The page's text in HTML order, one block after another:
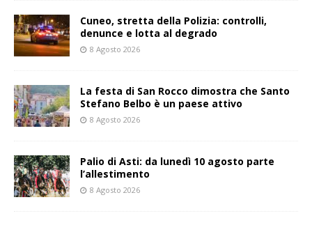
Cuneo, stretta della Polizia: controlli,
denunce e lotta al degrado
8 Agosto 2026
La festa di San Rocco dimostra che Santo
Stefano Belbo è un paese attivo
8 Agosto 2026
Palio di Asti: da lunedì 10 agosto parte
l’allestimento
8 Agosto 2026